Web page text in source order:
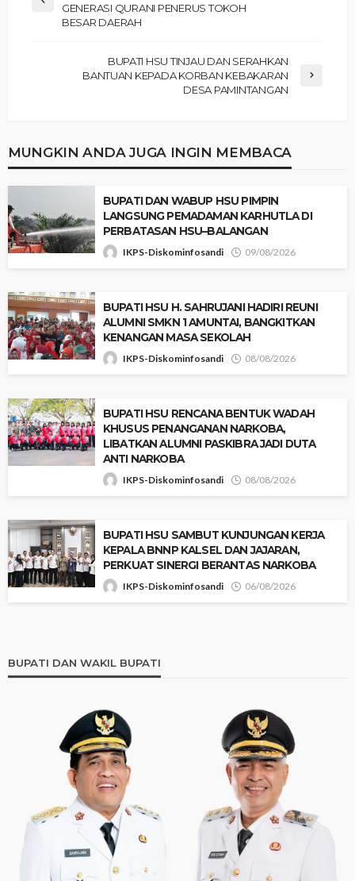
GENERASI QURANI PENERUS TOKOH
BESAR DAERAH
‎BUPATI HSU TINJAU DAN SERAHKAN
BANTUAN KEPADA KORBAN KEBAKARAN
DESA PAMINTANGAN
MUNGKIN ANDA JUGA INGIN MEMBACA
‎BUPATI DAN WABUP HSU PIMPIN
LANGSUNG PEMADAMAN KARHUTLA DI
PERBATASAN HSU–BALANGAN ‎
IKPS-Diskominfosandi 09/08/2026
‎BUPATI HSU H. SAHRUJANI HADIRI REUNI
ALUMNI SMKN 1 AMUNTAI, BANGKITKAN
KENANGAN MASA SEKOLAH
IKPS-Diskominfosandi 08/08/2026
BUPATI HSU RENCANA BENTUK WADAH
KHUSUS PENANGANAN NARKOBA,
LIBATKAN ALUMNI PASKIBRA JADI DUTA
ANTI NARKOBA
IKPS-Diskominfosandi 08/08/2026
‎BUPATI HSU SAMBUT KUNJUNGAN KERJA
KEPALA BNNP KALSEL DAN JAJARAN,
PERKUAT SINERGI BERANTAS NARKOBA
IKPS-Diskominfosandi 06/08/2026
BUPATI DAN WAKIL BUPATI